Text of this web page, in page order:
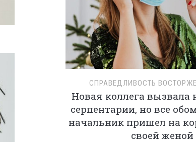
СПРАВЕДЛИВОСТЬ
Новая коллега вызвала
серпентарии, но все
начальник пришел на
своей женой